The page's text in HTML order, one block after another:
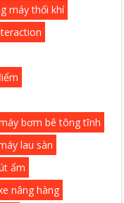
máy thổi khí
bơm bê tông tĩnh
lau sàn
ẩm
nâng hàng